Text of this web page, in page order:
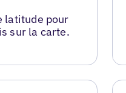
latitude pour
sur la carte.